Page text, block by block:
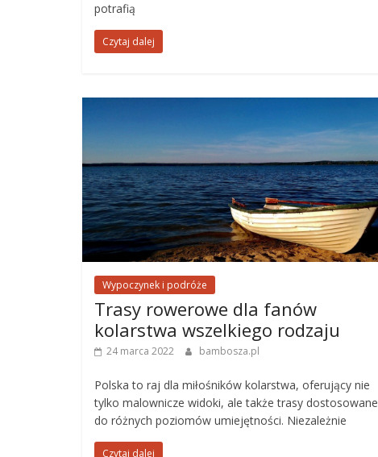
potrafią
Czytaj dalej
Wypoczynek i podróże
Trasy rowerowe dla fanów
kolarstwa wszelkiego rodzaju
24 marca 2022 bambosza.pl
Polska to raj dla miłośników kolarstwa, oferujący nie
tylko malownicze widoki, ale także trasy dostosowane
do różnych poziomów umiejętności. Niezależnie
Czytaj dalej